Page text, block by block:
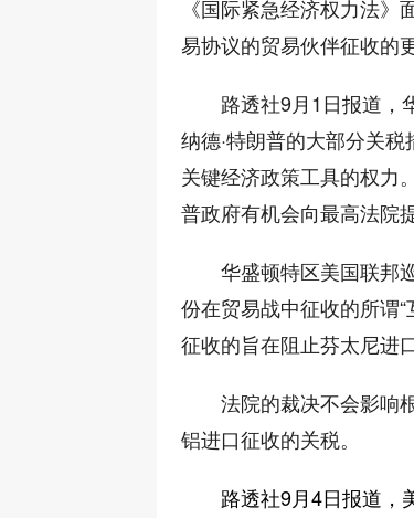
《国际紧急经济权力法》
易协议的贸易伙伴征收的
路透社9月1日报道，
纳德·特朗普的大部分关
关键经济政策工具的权力
普政府有机会向最高法院
华盛顿特区美国联邦
份在贸易战中征收的所谓
征收的旨在阻止芬太尼进
法院的裁决不会影响
铝进口征收的关税。
路透社9月4日报道，